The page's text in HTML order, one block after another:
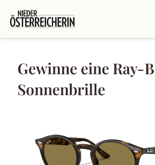
Gewinne eine Ray-
Sonnenbrille